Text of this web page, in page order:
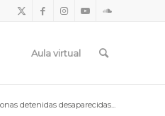
Aula virtual
detenidas desaparecidas...